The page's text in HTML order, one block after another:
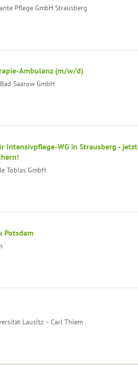
Pflege GmbH Strausberg
Ambulanz (m/w/d)
Saarow GmbH
Intensivpflege-WG in Strausberg - jetzt
Tobias GmbH
Potsdam
Lausitz – Carl Thiem